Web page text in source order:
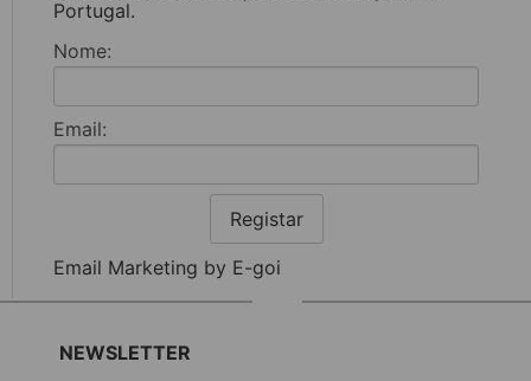
Portugal.
Nome:
Email:
Registar
Email Marketing by E-goi
NEWSLETTER